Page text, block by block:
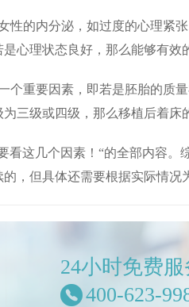
性的内分泌，如过度的心理紧
心理状态良好，那么能够有效
个重要因素，即若是胚胎的质
三级或四级，那么移植后着床
看这几个因素！“的全部内容。
，但具体还需要根据实际情况
24小时免费
400-623-